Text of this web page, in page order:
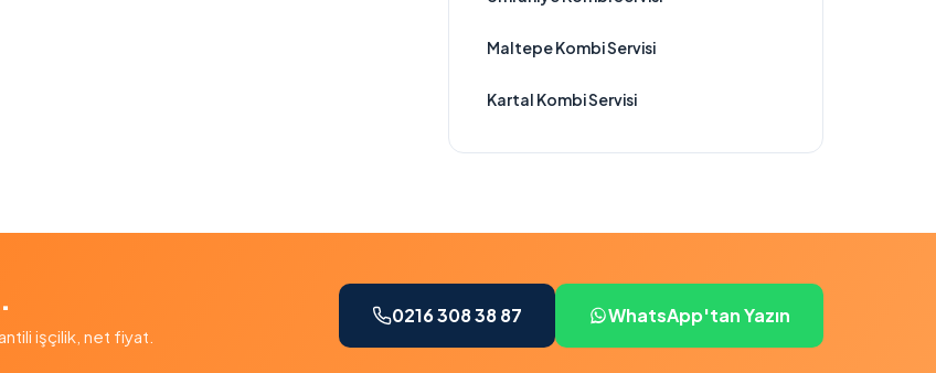
Maltepe Kombi Servisi
Kartal Kombi Servisi
işçilik, net fiyat.
0216 308 38 87 WhatsApp'tan Yazın